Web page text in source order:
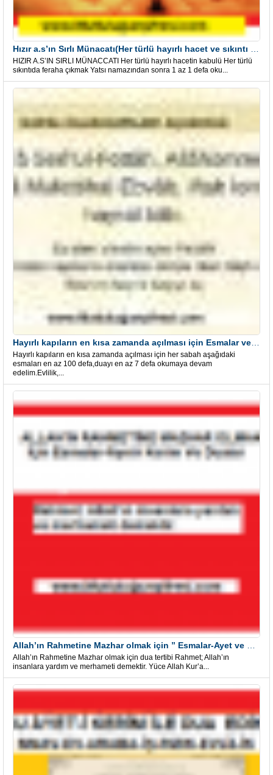
HIZIR A.S’IN SIRLI MÜNACCATI Her türlü hayırlı hacetin kabulü Her türlü
sıkıntıda feraha çıkmak Yatsı namazından sonra 1 az 1 defa oku...
Hayırlı kapıların en kısa zamanda açılması için her sabah aşağıdaki
esmaları en az 100 defa,duayı en az 7 defa okumaya devam
edelim.Evlilik,...
Allah’ın Rahmetine Mazhar olmak için dua tertibi Rahmet; Allah’ın
insanlara yardım ve merhameti demektir. Yüce Allah Kur’a...